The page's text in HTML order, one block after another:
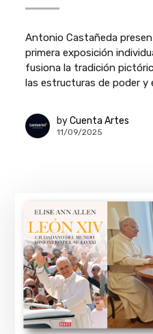
Antonio Castañeda
primera exposición
fusiona la tradición
las estructuras de poder y
by Cuenta Artes
11/09/2025